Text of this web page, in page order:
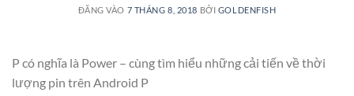
ĐĂNG VÀO 7 THÁNG 8, 2018 BỞI GOLDENFISH
P có nghĩa là Power – cùng tìm hiểu những cải tiến về thời
lượng pin trên Android P